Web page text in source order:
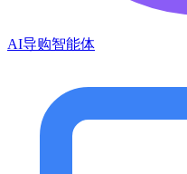
AI导购智能体